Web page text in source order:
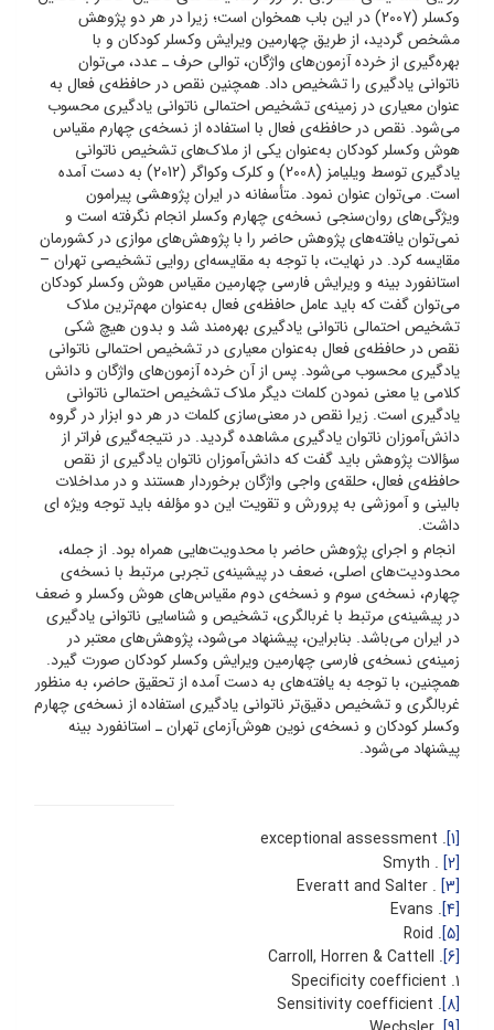
وکسلر (2007) در این باب همخوان است؛ زیرا در هر دو پژوهش
مشخص گردید، از طریق چهارمین ویرایش وکسلر کودکان و با
بهره‌گیری از خرده آزمون‌های واژگان، توالی حرف ـ ‌عدد، می‌توان
ناتوانی یادگیری را تشخیص داد. همچنین نقص در حافظه‌ی فعال به
عنوان معیاری در زمینه‌ی تشخیص احتمالی ناتوانی یادگیری محسوب
می‌شود. نقص در حافظه‌ی فعال با استفاده از نسخه‌ی چهارم مقیاس
هوش وکسلر کودکان به‌عنوان یکی از ملاک‌های تشخیص ناتوانی
یادگیری توسط ویلیامز (2008) و کلرک وکواگر (2012) به دست آمده
است. می‌توان عنوان نمود. متأسفانه در ایران پژوهشی پیرامون
ویژگی‌های روان‌سنجی نسخه‌ی چهارم وکسلر انجام نگرفته است و
نمی‌توان یافته‌های پژوهش حاضر را با پژوهش‌های موازی در کشورمان
مقایسه کرد. در نهایت، با توجه به مقایسه‌ای روایی تشخیصی تهران –
استانفورد بینه و ویرایش فارسی چهارمین مقیاس هوش وکسلر کودکان
می‌توان گفت که باید عامل حافظه‌ی فعال به‌عنوان مهم‌ترین ملاک
تشخیص احتمالی ناتوانی یادگیری بهره‌مند شد و بدون هیچ شکی
نقص در حافظه‌ی فعال به‌عنوان معیاری در تشخیص احتمالی ناتوانی
یادگیری محسوب می‌شود. پس از آن خرده آزمون‌های واژگان و دانش
کلامی یا معنی نمودن کلمات دیگر ملاک تشخیص احتمالی ناتوانی
یادگیری است. زیرا نقص در معنی‌سازی کلمات در هر دو ابزار در گروه
دانش‌آموزان ناتوان یادگیری مشاهده گردید. در نتیجه‌گیری فراتر از
سؤالات پژوهش باید گفت که دانش‌آموزان ناتوان یادگیری از نقص
حافظه‌ی فعال، حلقه‌ی واجی واژگان برخوردار هستند و در مداخلات
بالینی و آموزشی به پرورش و تقویت این دو مؤلفه باید توجه ویژه ای
داشت.
انجام و اجرای پژوهش حاضر با محدویت‌هایی همراه بود. از جمله،
محدودیت‌های اصلی، ضعف در پیشینه‌ی تجربی مرتبط با نسخه‌ی
چهارم، نسخه‌ی سوم و نسخه‌ی دوم مقیاس‌های هوش وکسلر و ضعف
در پیشینه‌ی مرتبط با غربالگری، تشخیص و شناسایی ناتوانی یادگیری
در ایران می‌باشد. بنابراین، پیشنهاد می‌شود، پژوهش‌های معتبر در
زمینه‌ی نسخه‌ی فارسی چهارمین ویرایش وکسلر کودکان صورت گیرد.
همچنین، با توجه به یافته‌های به دست آمده از تحقیق حاضر، به منظور
غربالگری و تشخیص دقیق‌تر ناتوانی یادگیری استفاده از نسخه‌ی چهارم
وکسلر کودکان و نسخه‌ی نوین هوش‌آزمای تهران ـ استانفورد بینه
پیشنهاد می‌شود.
[1]
. exceptional assessment
[2]
. Smyth
[3]
. Everatt and Salter
[4]
. Evans
[5]
. Roid
[6]
. Carroll, Horren & Cattell
1. Specificity coefficient
[8]
. Sensitivity coefficient